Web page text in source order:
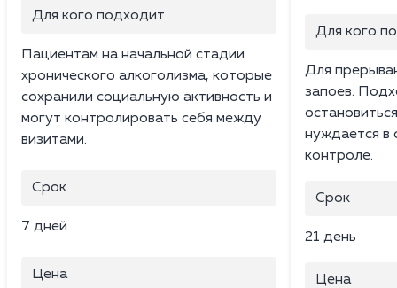
Для кого подходит
Пациентам на начальной стадии
хронического алкоголизма, которые
сохранили социальную активность и
могут контролировать себя между
визитами.
Срок
7 дней
Цена
Для кого
Для
запоев.
нуждается в
контроле.
Срок
21 день
Цена